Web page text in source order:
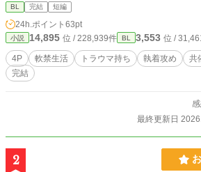
です。客観的に見直さないと理解できないことも多
い暗い雰囲気なので苦手な人はお気をつけ下さい。
同時掲載中です。
BL 完結 短編
24h.ポイント 63pt
小説 14,895 位 / 228,939件 BL 3,553 位 /
4P 軟禁生活 トラウマ持ち 執着攻め 共
完結
最終更新日
2